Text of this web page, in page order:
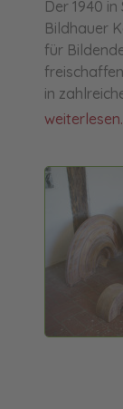
Der 1940
Bildhauer
für
in